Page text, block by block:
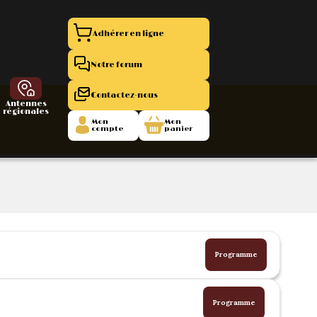
1952
Antennes
régionales
Adhérer en ligne
Notre forum
Contactez-nous
Mon
compte
Mon
panier
Programme
Programme